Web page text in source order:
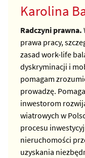
Karolina
Radczyni prawna.
prawa pracy,
zasad work-life
dyskryminacji i
pomagam
prowadzę.
inwestorom
wiatrowych w
procesu
nieruchomości
uzyskania